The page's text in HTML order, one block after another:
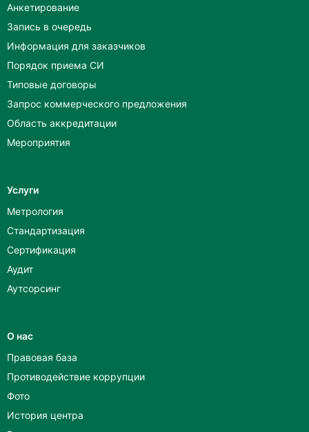
Анкетирование
Запись в очередь
Информация для заказчиков
Порядок приема СИ
Типовые договоры
Запрос коммерческого предложения
Область аккредитации
Мероприятия
Услуги
Метрология
Стандартизация
Сертификация
Аудит
Аутсорсинг
О нас
Правовая база
Противодействие коррупции
Фото
История центра